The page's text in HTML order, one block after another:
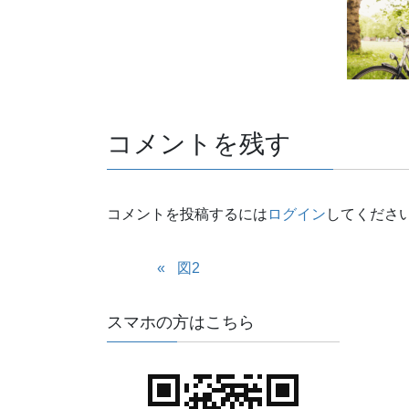
コメントを残す
コメントを投稿するには ログイン してくださ
図2
スマホの方はこちら